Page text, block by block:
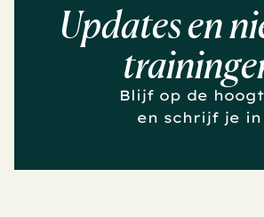
Updates en
Blijf op de
en schrijf je in